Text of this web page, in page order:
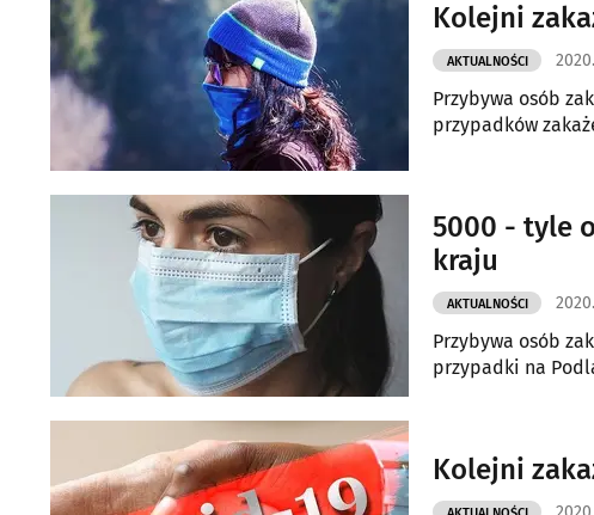
Kolejni
AKTUALNOŚCI
Przybywa osób
przypadków
5000 - tyle
kraju
AKTUALNOŚCI
Przybywa osób
przypadki na
Kolejni